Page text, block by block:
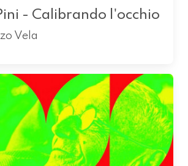
- Calibrando l'occhio
Vela